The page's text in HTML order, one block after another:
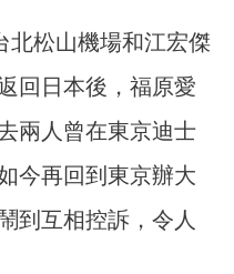
北松山機場和江宏傑
回日本後，福原愛
兩人曾在東京迪士
今再回到東京辦大
到互相控訴，令人